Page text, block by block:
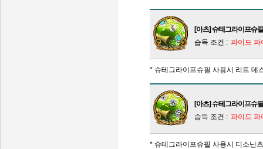
[아츠] 슈테그라이프슈
습득 조건 : 파이드 파
* 슈테그라이프슈필 사용시 리트 데
[아츠] 슈테그라이프슈
습득 조건 : 파이드 파
* 슈테그라이프슈필 사용시 디소난